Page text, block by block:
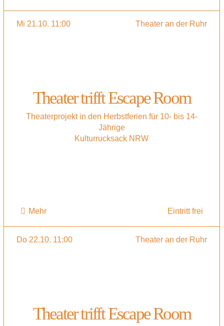
Mi 21.10. 11:00 Theater an der Ruhr
Theater trifft Escape Room
Theaterprojekt in den Herbstferien für 10- bis 14-
Jährige
Kulturrucksack NRW
Mehr Eintritt frei
Do 22.10. 11:00 Theater an der Ruhr
Theater trifft Escape Room